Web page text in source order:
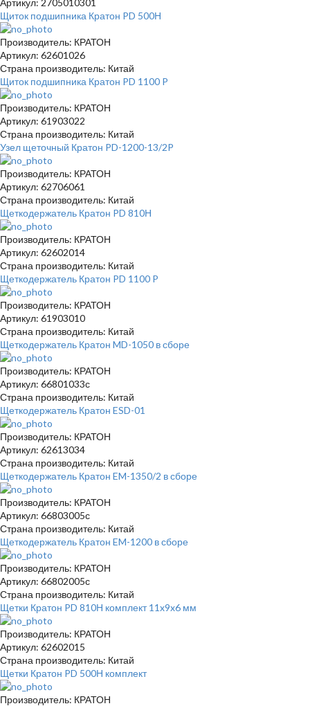
Артикул: 2705010301
Щиток подшипника Кратон PD 500Н
Производитель: КРАТОН
Артикул: 62601026
Страна производитель: Китай
Щиток подшипника Кратон PD 1100 P
Производитель: КРАТОН
Артикул: 61903022
Страна производитель: Китай
Узел щеточный Кратон PD-1200-13/2P
Производитель: КРАТОН
Артикул: 62706061
Страна производитель: Китай
Щеткодержатель Кратон PD 810Н
Производитель: КРАТОН
Артикул: 62602014
Страна производитель: Китай
Щеткодержатель Кратон PD 1100 P
Производитель: КРАТОН
Артикул: 61903010
Страна производитель: Китай
Щеткодержатель Кратон MD-1050 в сборе
Производитель: КРАТОН
Артикул: 66801033с
Страна производитель: Китай
Щеткодержатель Кратон ESD-01
Производитель: КРАТОН
Артикул: 62613034
Страна производитель: Китай
Щеткодержатель Кратон EM-1350/2 в сборе
Производитель: КРАТОН
Артикул: 66803005с
Страна производитель: Китай
Щеткодержатель Кратон EM-1200 в сборе
Производитель: КРАТОН
Артикул: 66802005с
Страна производитель: Китай
Щетки Кратон PD 810Н комплект 11x9x6 мм
Производитель: КРАТОН
Артикул: 62602015
Страна производитель: Китай
Щетки Кратон PD 500Н комплект
Производитель: КРАТОН